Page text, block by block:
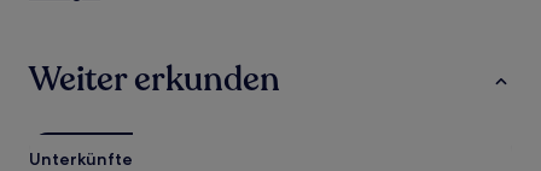
Weiter erkunden
Unterkünfte